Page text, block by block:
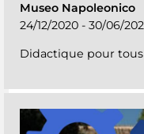
Museo Napoleonico
24/12/2020 - 30/06/
Didactique pour tous